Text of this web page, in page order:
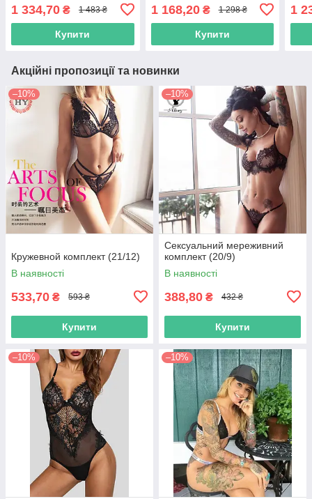
1 334,70 ₴ 1 483 ₴
Купити
1 168,20₴ 1 298 ₴
Купити
1
Акційні пропозиції та новинки
–10%
Кружевной комплект (21/12)
В наявності
533,70 ₴ 593 ₴
Купити
–10%
Сексуальний мереживний
комплект (20/9)
В наявності
388,80 ₴ 432 ₴
Купити
–10% –10%